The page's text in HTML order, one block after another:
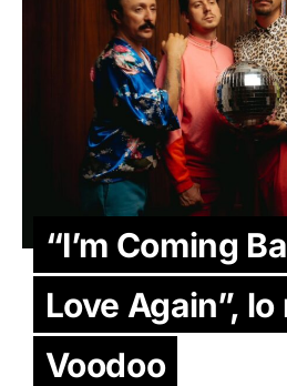
“I’m Coming
Love Again”,
Voodoo